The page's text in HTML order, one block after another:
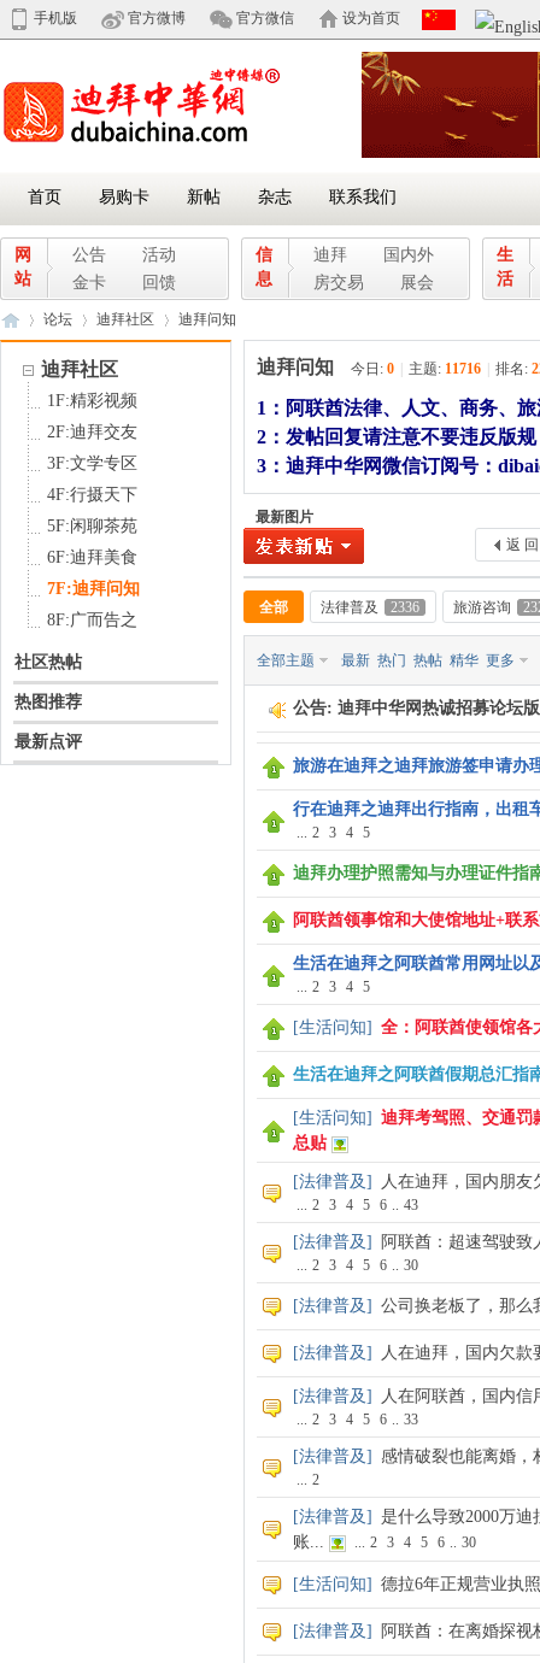
手机版 官方微博 官方微信 设为首页
首页 易购卡 新帖 杂志 联系我们
网
站
公告
活动
金卡
回馈
信
息
迪拜
国内外
房交易
展会
生
活
论坛
›
迪拜社区 迪拜问知
迪拜问知 今日: 0 主题: 11716 排名:
1：阿联酋法律、人文、商务、
2：发帖回复请注意不要违反版
3：迪拜中华网微信订阅号：
最新图片
返 回
全部 法律普及 2336 旅游咨询
全部主题 最新 热门 热帖 精华 更多
公告: 迪拜中华网热诚招募论坛
旅游在迪拜之迪拜旅游签申请办
行在迪拜之迪拜出行指南，出租
... 2 3 4 5
迪拜办理护照需知与办理证件指
阿联酋领事馆和大使馆地址+联
生活在迪拜之阿联酋常用网址以
... 2 3 4 5
[生活问知] 全：阿联酋使领馆各
生活在迪拜之阿联酋假期总汇指
[生活问知] 迪拜考驾照、交通罚
总贴
[法律普及] 人在迪拜，国内朋
... 2 3 4 5 6 .. 43
[法律普及] 阿联酋：超速驾驶
... 2 3 4 5 6 .. 30
[法律普及] 公司换老板了，那么
[法律普及] 人在迪拜，国内欠
[法律普及] 人在阿联酋，国内
... 2 3 4 5 6 .. 33
[法律普及] 感情破裂也能离婚，
... 2
[法律普及] 是什么导致2000万
账...
... 2 3 4 5 6 .. 30
[生活问知] 德拉6年正规营业执
[法律普及] 阿联酋：在离婚探
迪拜社区
1F:精彩视频
2F:迪拜交友
3F:文学专区
4F:行摄天下
5F:闲聊茶苑
6F:迪拜美食
7F:迪拜问知
8F:广而告之
社区热帖
热图推荐
最新点评